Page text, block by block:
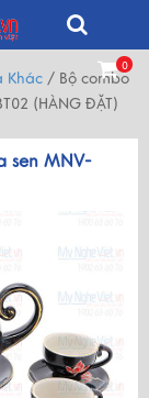
0
Khác / Bộ combo
(HÀNG ĐẶT)
sen MNV-